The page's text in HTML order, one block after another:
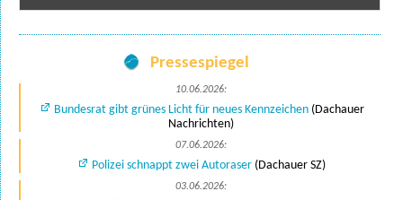
Pressespiegel
10.06.2026:
Bundesrat gibt grünes Licht für neues Kennzeichen(Dachauer
Nachrichten)
07.06.2026:
Polizei schnappt zwei Autoraser (Dachauer SZ)
03.06.2026: